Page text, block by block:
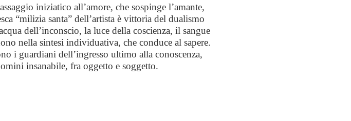
iniziatico all’amore, che sospinge l’amante,
“milizia santa” dell’artista è vittoria del dualismo
dell’inconscio, la luce della coscienza, il sangue
nella sintesi individuativa, che conduce al sapere.
i guardiani dell’ingresso ultimo alla conoscenza,
insanabile, fra oggetto e soggetto.